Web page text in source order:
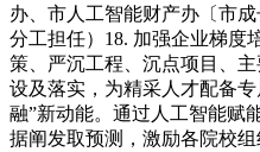
办、市人工智能财产办〔市
分工担任）18. 加强企业梯度
策、严沉工程、沉点项目、
设及落实，为精采人才配备
融”新动能。通过人工智能赋
据阐发取预测，激励各院校